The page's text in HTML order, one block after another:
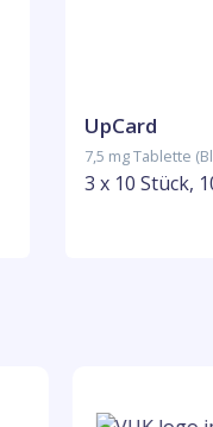
UpCard
7,5 mg Tablette
3 x 10 Stück,